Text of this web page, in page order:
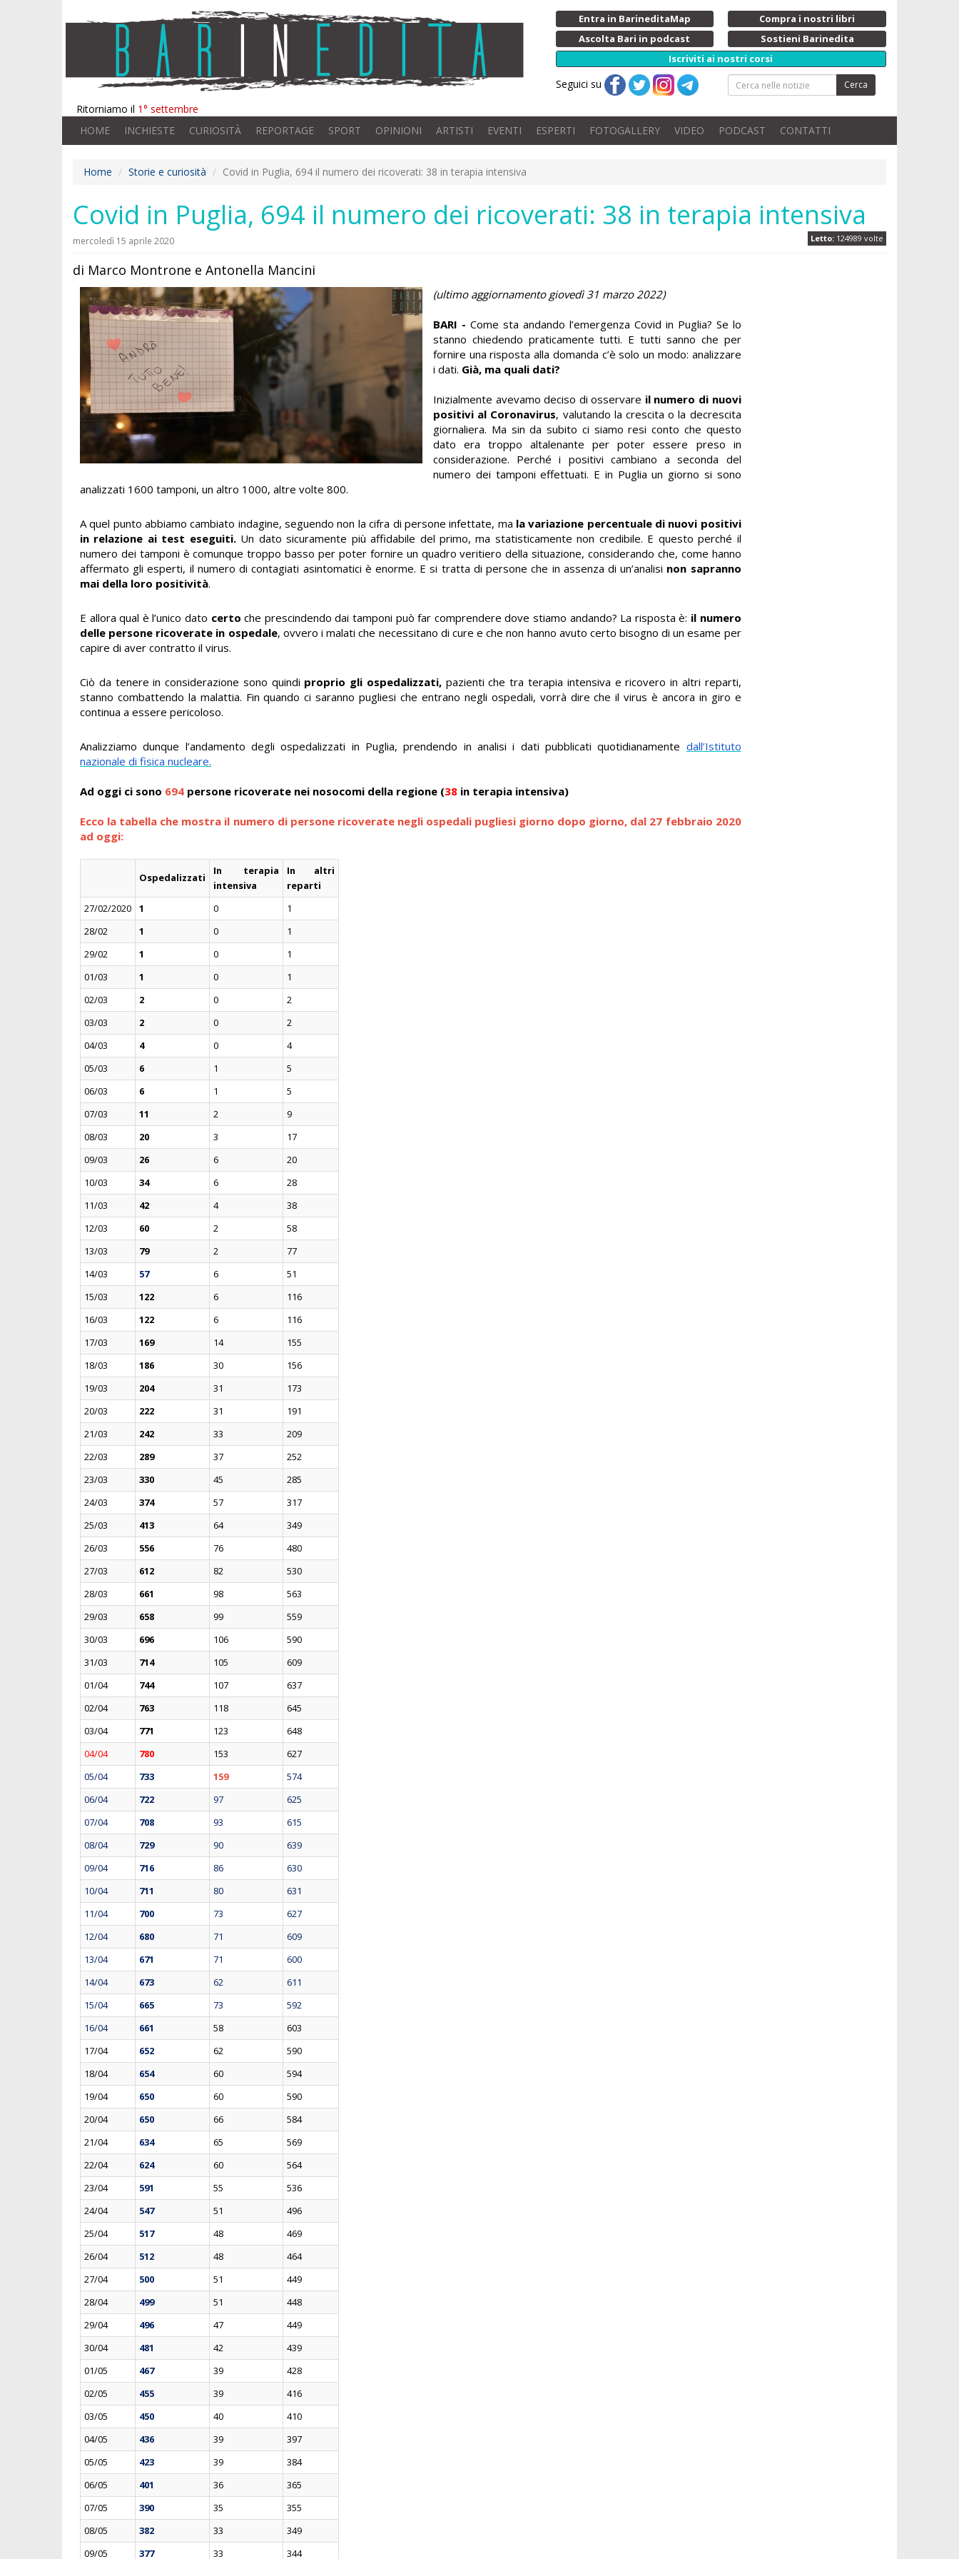
Ritorniamo il 1° settembre
Entra in BarineditaMap
Compra i nostri libri
Ascolta Bari in podcast
Sostieni Barinedita
Iscriviti ai nostri corsi
Seguici su Cerca
HOME INCHIESTE CURIOSITÀ REPORTAGE SPORT OPINIONI ARTISTI EVENTI ESPERTI FOTOGALLERY VIDEO PODCAST CONTATTI
Home Storie e curiosità Covid in Puglia, 694 il numero dei ricoverati: 38 in terapia intensiva
Covid in Puglia, 694 il numero dei ricoverati: 38 in terapia intensiva
Letto: 124989 volte
mercoledì 15 aprile 2020
di Marco Montrone e Antonella Mancini
(ultimo aggiornamento giovedì 31 marzo 2022)
BARI - Come sta andando l’emergenza Covid in Puglia? Se lo
stanno chiedendo praticamente tutti. E tutti sanno che per
fornire una risposta alla domanda c’è solo un modo: analizzare
i dati. Già, ma quali dati?
Inizialmente avevamo deciso di osservare il numero di nuovi
positivi al Coronavirus, valutando la crescita o la decrescita
giornaliera. Ma sin da subito ci siamo resi conto che questo
dato era troppo altalenante per poter essere preso in
considerazione. Perché i positivi cambiano a seconda del
numero dei tamponi effettuati. E in Puglia un giorno si sono
analizzati 1600 tamponi, un altro 1000, altre volte 800.
A quel punto abbiamo cambiato indagine, seguendo non la cifra di persone infettate, ma la variazione percentuale di nuovi positivi
in relazione ai test eseguiti.Un dato sicuramente più affidabile del primo, ma statisticamente non credibile. E questo perché il
numero dei tamponi è comunque troppo basso per poter fornire un quadro veritiero della situazione, considerando che, come hanno
affermato gli esperti, il numero di contagiati asintomatici è enorme. E si tratta di persone che in assenza di un’analisi non sapranno
mai della loro positività.
E allora qual è l’unico dato certo che prescindendo dai tamponi può far comprendere dove stiamo andando? La risposta è: il numero
delle persone ricoverate in ospedale, ovvero i malati che necessitano di cure e che non hanno avuto certo bisogno di un esame per
capire di aver contratto il virus.
Ciò da tenere in considerazione sono quindi proprio gli ospedalizzati,pazienti che tra terapia intensiva e ricovero in altri reparti,
stanno combattendo la malattia. Fin quando ci saranno pugliesi che entrano negli ospedali, vorrà dire che il virus è ancora in giro e
continua a essere pericoloso.
Analizziamo dunque l’andamento degli ospedalizzati in Puglia, prendendo in analisi i dati pubblicati quotidianamente dall’Istituto
nazionale di fisica nucleare.
Ad oggi ci sono 694 persone ricoverate nei nosocomi della regione (38 in terapia intensiva)
Ecco la tabella che mostra il numero di persone ricoverate negli ospedali pugliesi giorno dopo giorno, dal 27 febbraio 2020
ad oggi:
Ospedalizzati
In terapia
intensiva
In altri
reparti
27/02/2020
1 0
1
28/02
1 0
1
29/02
1 0
1
01/03
1 0
1
02/03
2 0
2
03/03
2 0
2
04/03
4 0
4
05/03
6 1
5
06/03
6 1
5
07/03
11 2
9
08/03
20 3
17
09/03
26 6
20
10/03
34 6
28
11/03
42 4
38
12/03
60 2
58
13/03
79 2
77
14/03
57 6
51
15/03
122 6
116
16/03
122 6
116
17/03
169 14
155
18/03
186 30
156
19/03
204 31
173
20/03
222 31
191
21/03
242 33
209
22/03
289 37
252
23/03
330 45
285
24/03
374 57
317
25/03
413 64
349
26/03
556 76
480
27/03
612 82
530
28/03
661 98
563
29/03
658 99
559
30/03
696 106
590
31/03
714 105
609
01/04
744 107
637
02/04
763 118
645
03/04
771 123
648
04/04
780 153
627
05/04
733 159
574
06/04
722 97
625
07/04
708 93
615
08/04
729 90
639
09/04
716 86
630
10/04
711 80
631
11/04
700 73
627
12/04
680 71
609
13/04
671 71
600
14/04
673 62
611
15/04
665 73
592
16/04
661 58
603
17/04
652 62
590
18/04
654 60
594
19/04
650 60
590
20/04
650 66
584
21/04
634 65
569
22/04
624 60
564
23/04
591 55
536
24/04
547 51
496
25/04
517 48
469
26/04
512 48
464
27/04
500 51
449
28/04
499 51
448
29/04
496 47
449
30/04
481 42
439
01/05
467 39
428
02/05
455 39
416
03/05
450 40
410
04/05
436 39
397
05/05
423 39
384
06/05
401 36
365
07/05
390 35
355
08/05
382 33
349
09/05
377 33 344